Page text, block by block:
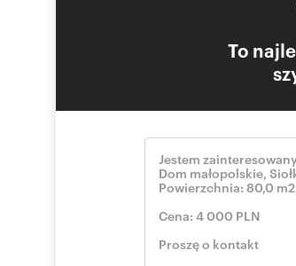
Zapraszamy do kontaktu w celu
To